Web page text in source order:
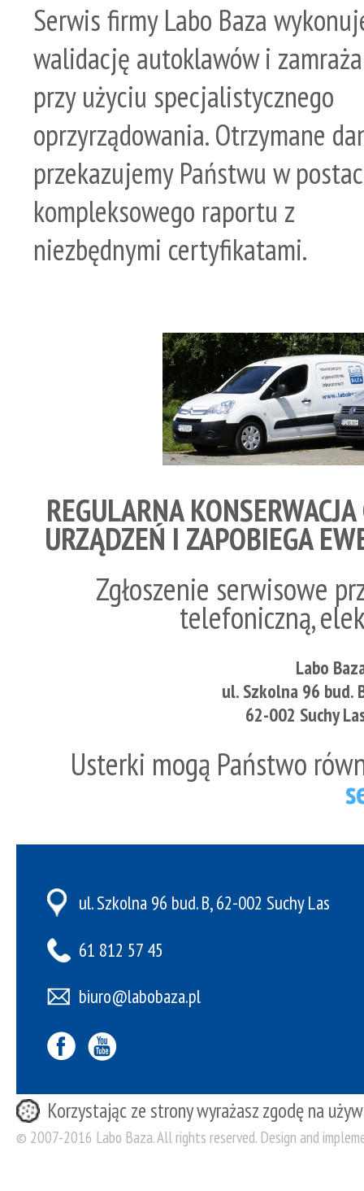
Serwis firmy Labo Baza
walidację autoklawów i
przy użyciu specjalistycznego
oprzyrządowania. Otrzymane
przekazujemy Państwu w
kompleksowego raportu z
niezbędnymi certyfikatami.
REGULARNA
URZĄDZEŃ I ZAPOBIEGA
Zgłoszenie serwisowe
telefoniczną,
Labo
ul. Szkolna 96 bud.
62-002 Suchy
Usterki mogą Państwo
ul. Szkolna 96 bud. B, 62-002 Suchy Las
61 812 57 45
biuro@labobaza.pl
Korzystając ze strony wyrażasz zgodę na
© 2007-2016 Labo Baza. All rights reserved. Design and